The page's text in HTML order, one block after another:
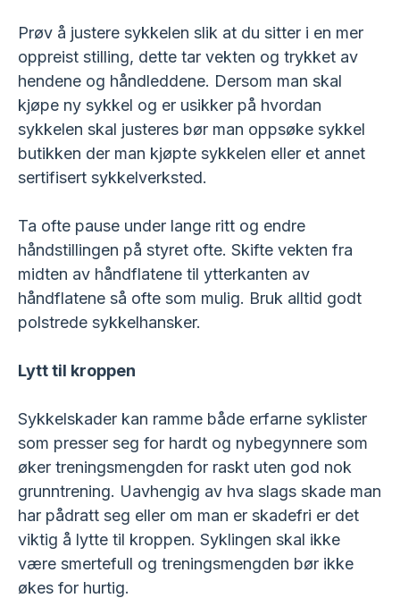
Prøv å justere sykkelen slik at du sitter i en mer
oppreist stilling, dette tar vekten og trykket av
hendene og håndleddene. Dersom man skal
kjøpe ny sykkel og er usikker på hvordan
sykkelen skal justeres bør man oppsøke sykkel
butikken der man kjøpte sykkelen eller et annet
sertifisert sykkelverksted.
Ta ofte pause under lange ritt og endre
håndstillingen på styret ofte. Skifte vekten fra
midten av håndflatene til ytterkanten av
håndflatene så ofte som mulig. Bruk alltid godt
polstrede sykkelhansker.
Lytt til kroppen
Sykkelskader kan ramme både erfarne syklister
som presser seg for hardt og nybegynnere som
øker treningsmengden for raskt uten god nok
grunntrening. Uavhengig av hva slags skade man
har pådratt seg eller om man er skadefri er det
viktig å lytte til kroppen. Syklingen skal ikke
være smertefull og treningsmengden bør ikke
økes for hurtig.